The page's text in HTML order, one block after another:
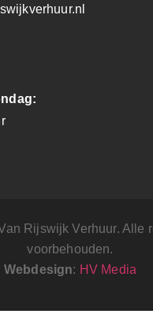
Rijswijk Verhuur. Alle
voorbehouden.
Webdesign: HV Media